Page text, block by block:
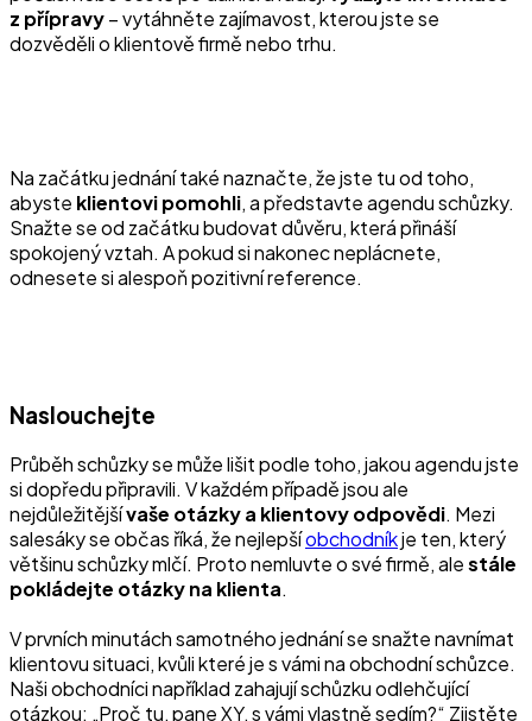
z přípravy– vytáhněte zajímavost, kterou jste se
dozvěděli o klientově firmě nebo trhu.
Na začátku jednání také naznačte, že jste tu od toho,
abyste klientovipomohli, a představte agendu schůzky.
Snažte se od začátku budovat důvěru, která přináší
spokojený vztah. A pokud si nakonec neplácnete,
odnesete si alespoň pozitivní reference.
Naslouchejte
Průběh schůzky se může lišit podle toho, jakou agendu jste
si dopředu připravili. V každém případě jsou ale
nejdůležitějšívaše otázky a klientovy odpovědi. Mezi
salesáky se občas říká, že nejlepšíobchodníkje ten, který
většinu schůzky mlčí. Proto nemluvte o své firmě, alestále
pokládejte otázky na klienta.
V prvních minutách samotného jednání se snažte navnímat
klientovu situaci, kvůli které je s vámi na obchodní schůzce.
Naši obchodníci například zahajují schůzku odlehčující
otázkou: „Proč tu, pane XY, s vámi vlastně sedím?“ Zjistěte